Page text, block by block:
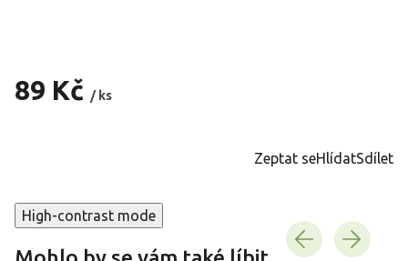
89 Kč / ks
Zeptat seHlídatSdílet
High-contrast mode